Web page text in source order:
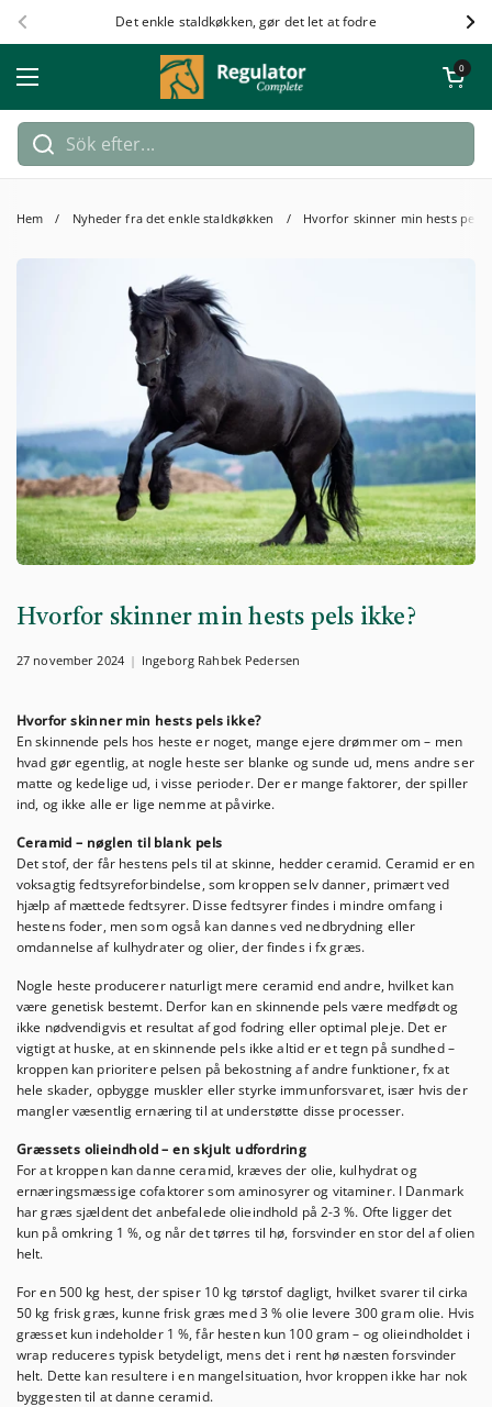
Föregående
Det enkle staldkøkken, gør det let at fodre
Öppna meny
Öppna
0
Hem / Nyheder fra det enkle staldkøkken / Hvorfor skinner min hests pels
Hvorfor skinner min hests pels ikke?
27 november 2024 Ingeborg Rahbek Pedersen
Hvorfor skinner min hests pels ikke?
En skinnende pels hos heste er noget, mange ejere drømmer om – men
hvad gør egentlig, at nogle heste ser blanke og sunde ud, mens andre ser
matte og kedelige ud, i visse perioder. Der er mange faktorer, der spiller
ind, og ikke alle er lige nemme at påvirke.
Ceramid – nøglen til blank pels
Det stof, der får hestens pels til at skinne, hedder ceramid. Ceramid er en
voksagtig fedtsyreforbindelse, som kroppen selv danner, primært ved
hjælp af mættede fedtsyrer. Disse fedtsyrer findes i mindre omfang i
hestens foder, men som også kan dannes ved nedbrydning eller
omdannelse af kulhydrater og olier, der findes i fx græs.
Nogle heste producerer naturligt mere ceramid end andre, hvilket kan
være genetisk bestemt. Derfor kan en skinnende pels være medfødt og
ikke nødvendigvis et resultat af god fodring eller optimal pleje. Det er
vigtigt at huske, at en skinnende pels ikke altid er et tegn på sundhed –
kroppen kan prioritere pelsen på bekostning af andre funktioner, fx at
hele skader, opbygge muskler eller styrke immunforsvaret, især hvis der
mangler væsentlig ernæring til at understøtte disse processer.
Græssets olieindhold – en skjult udfordring
For at kroppen kan danne ceramid, kræves der olie, kulhydrat og
ernæringsmæssige cofaktorer som aminosyrer og vitaminer. I Danmark
har græs sjældent det anbefalede olieindhold på 2-3 %. Ofte ligger det
kun på omkring 1 %, og når det tørres til hø, forsvinder en stor del af olien
helt.
For en 500 kg hest, der spiser 10 kg tørstof dagligt, hvilket svarer til cirka
50 kg frisk græs, kunne frisk græs med 3 % olie levere 300 gram olie. Hvis
græsset kun indeholder 1 %, får hesten kun 100 gram – og olieindholdet i
wrap reduceres typisk betydeligt, mens det i rent hø næsten forsvinder
helt. Dette kan resultere i en mangelsituation, hvor kroppen ikke har nok
byggesten til at danne ceramid.